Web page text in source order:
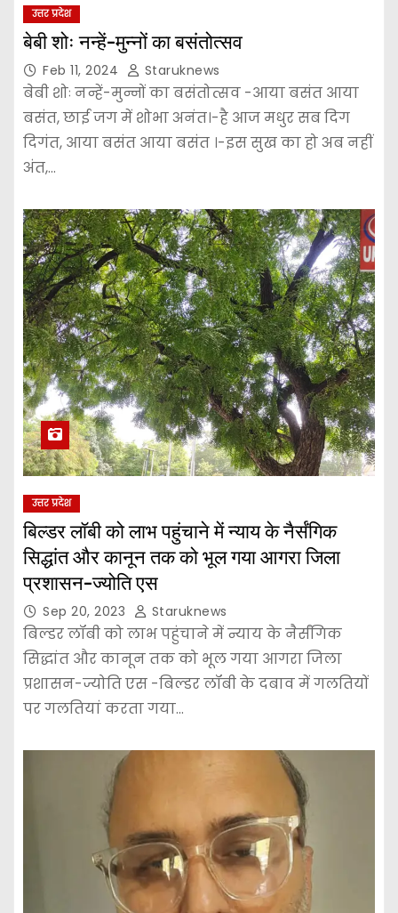
उत्तर प्रदेश
बेबी शोः नन्हें-मुन्नों का बसंतोत्सव
Feb 11, 2024 Staruknews
बेबी शोः नन्हें-मुन्नों का बसंतोत्सव -आया बसंत आया
बसंत, छाई जग में शोभा अनंत।-है आज मधुर सब दिग
दिगंत, आया बसंत आया बसंत ।-इस सुख का हो अब नहीं
अंत,…
उत्तर प्रदेश
बिल्डर लॉबी को लाभ पहुंचाने में न्याय के नैर्संगिक
सिद्धांत और कानून तक को भूल गया आगरा जिला
प्रशासन-ज्योति एस
Sep 20, 2023 Staruknews
बिल्डर लॉबी को लाभ पहुंचाने में न्याय के नैर्संगिक
सिद्धांत और कानून तक को भूल गया आगरा जिला
प्रशासन-ज्योति एस -बिल्डर लॉबी के दबाव में गलतियों
पर गलतियां करता गया…